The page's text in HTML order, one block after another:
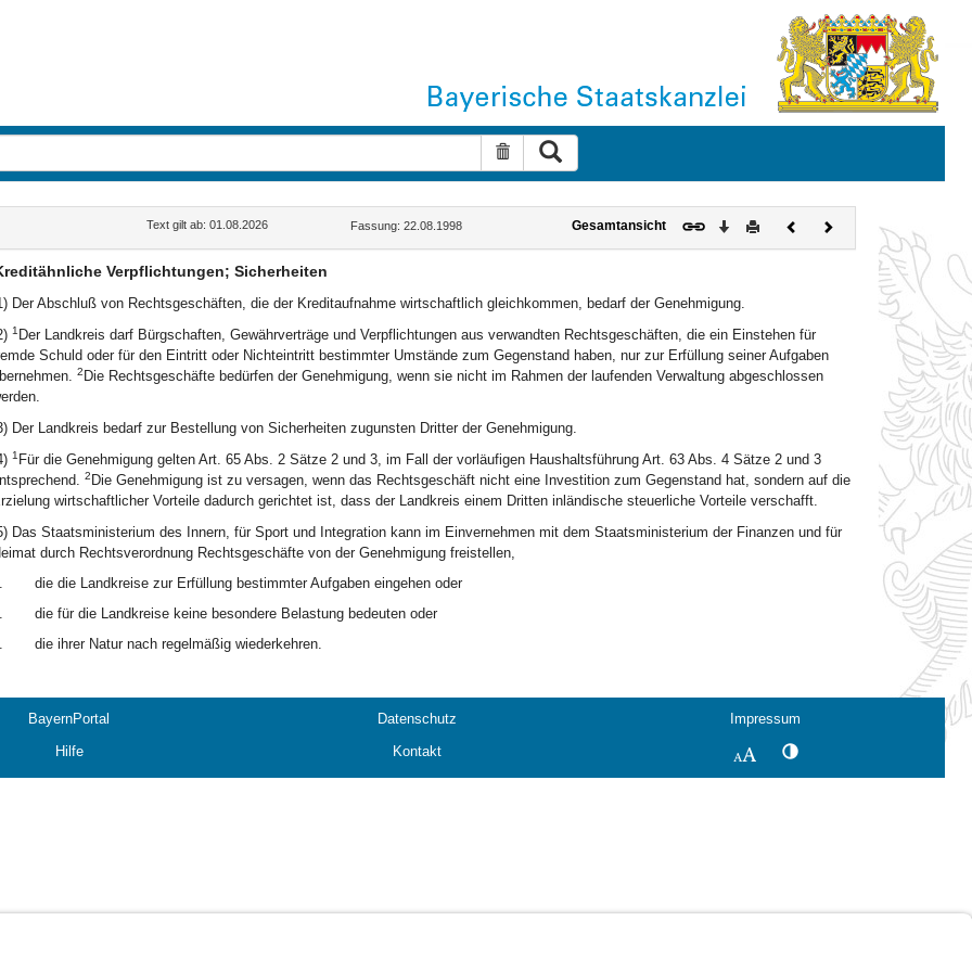
Suche zurücksetzen
Text gilt ab: 01.08.2026 Fassung: 22.08.1998 Gesamtansicht Download
DruckenVorherigesNächstes
Dokument
Verpflichtungen; Sicherheiten
Der Abschluß von Rechtsgeschäften, die der Kreditaufnahme wirtschaftlich gleichkommen, bedarf der Genehmigung.
1 Der Landkreis darf Bürgschaften, Gewährverträge und Verpflichtungen aus verwandten Rechtsgeschäften, die ein Einstehen für
Schuld oder für den Eintritt oder Nichteintritt bestimmter Umstände zum Gegenstand haben, nur zur Erfüllung seiner Aufgaben
2 Die Rechtsgeschäfte bedürfen der Genehmigung, wenn sie nicht im Rahmen der laufenden Verwaltung abgeschlossen
Der Landkreis bedarf zur Bestellung von Sicherheiten zugunsten Dritter der Genehmigung.
1 Für die Genehmigung gelten Art. 65 Abs. 2 Sätze 2 und 3, im Fall der vorläufigen Haushaltsführung Art. 63 Abs. 4 Sätze 2 und 3
2 Die Genehmigung ist zu versagen, wenn das Rechtsgeschäft nicht eine Investition zum Gegenstand hat, sondern auf die
wirtschaftlicher Vorteile dadurch gerichtet ist, dass der Landkreis einem Dritten inländische steuerliche Vorteile verschafft.
Das Staatsministerium des Innern, für Sport und Integration kann im Einvernehmen mit dem Staatsministerium der Finanzen und für
durch Rechtsverordnung Rechtsgeschäfte von der Genehmigung freistellen,
die die Landkreise zur Erfüllung bestimmter Aufgaben eingehen oder
die für die Landkreise keine besondere Belastung bedeuten oder
die ihrer Natur nach regelmäßig wiederkehren.
BayernPortal Datenschutz
Impressum
Hilfe
Kontakt SchriftgrößeKontrastwechsel